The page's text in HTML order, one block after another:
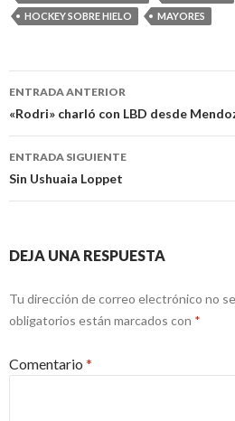
HOCKEY SOBRE HIELO
MAYORES
Navegación
de
entradas
ENTRADA ANTERIOR
«Rodri» charló con LBD desde
ENTRADA SIGUIENTE
Sin Ushuaia Loppet
DEJA UNA RESPUESTA
Tu dirección de correo electrónico no
obligatorios están marcados con *
Comentario *